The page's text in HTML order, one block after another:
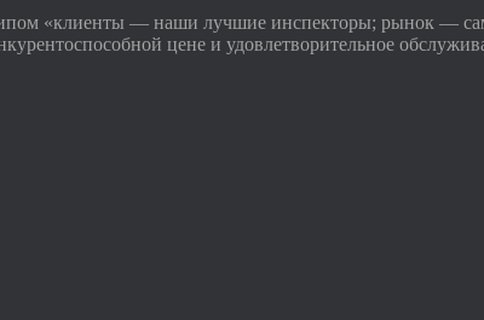
«клиенты — наши лучшие инспекторы; рынок —
цене и удовлетворительное